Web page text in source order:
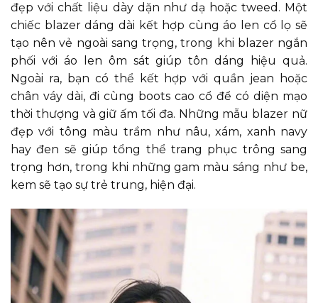
đẹp với chất liệu dày dặn như dạ hoặc tweed. Một
chiếc blazer dáng dài kết hợp cùng áo len cổ lọ sẽ
tạo nên vẻ ngoài sang trọng, trong khi blazer ngắn
phối với áo len ôm sát giúp tôn dáng hiệu quả.
Ngoài ra, bạn có thể kết hợp với quần jean hoặc
chân váy dài, đi cùng boots cao cổ để có diện mạo
thời thượng và giữ ấm tối đa. Những mẫu blazer nữ
đẹp với tông màu trầm như nâu, xám, xanh navy
hay đen sẽ giúp tổng thể trang phục trông sang
trọng hơn, trong khi những gam màu sáng như be,
kem sẽ tạo sự trẻ trung, hiện đại.